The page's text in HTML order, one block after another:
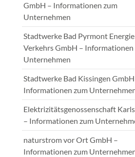
GmbH – Informationen zum
Unternehmen
Stadtwerke Bad Pyrmont
Verkehrs GmbH – Informationen
Unternehmen
Stadtwerke Bad Kissingen
Informationen zum
Elektrizitätsgenossenschaft
– Informationen zum
naturstrom vor Ort GmbH –
Informationen zum